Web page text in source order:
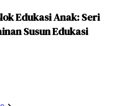
Edukasi Anak: Seri
Susun Edukasi